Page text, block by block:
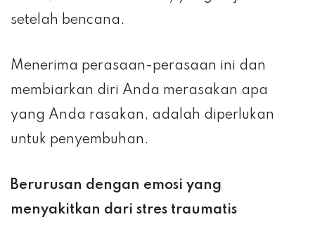
setelah bencana.
Menerima perasaan-perasaan ini dan
membiarkan diri Anda merasakan apa
yang Anda rasakan, adalah diperlukan
untuk penyembuhan.
Berurusan dengan emosi yang
menyakitkan dari stres traumatis